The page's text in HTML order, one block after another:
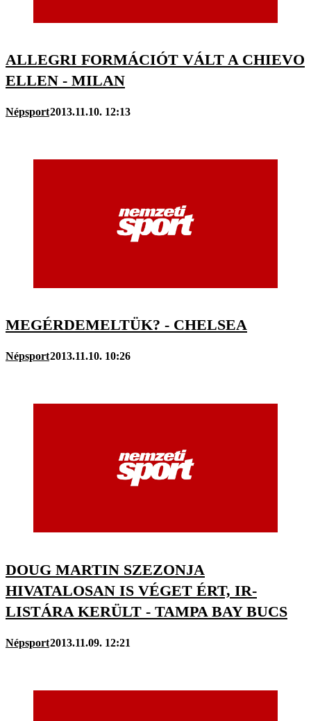
ALLEGRI FORMÁCIÓT VÁLT A CHIEVO
ELLEN - MILAN
Népsport2013.11.10. 12:13
MEGÉRDEMELTÜK? - CHELSEA
Népsport2013.11.10. 10:26
DOUG MARTIN SZEZONJA
HIVATALOSAN IS VÉGET ÉRT, IR-
LISTÁRA KERÜLT - TAMPA BAY BUCS
Népsport2013.11.09. 12:21